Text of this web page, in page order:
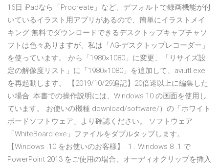
16日 iPadなら「Procreate」など、デフォルトで録画機能が付
いているイラスト用アプリがあるので、簡単にイラストメイ
キング 無料でダウンロードできるデスクトップキャプチャソ
フトは色々ありますが、私は「AG-デスクトップレコーダー」
を使っています。 から「1980×1080」に変更、「リサイズ設
定の解像度リスト」に「1980×1080」を追加して、aviutl.exe
を再起動します。 【2019/10/29追記】20倍速以上に編集した
い場合. 本書での操作説明には、Windows 10 の画面を使用し
ています。 お使いの機種 download/software/）の「ホワイト
ボードソフトウェア」より確認ください。 ソフトウェア
「WhiteBoard.exe」ファイルをダブルタップします。
【Windows .10 をお使いのお客様】. 1 . Windows 8 .1 で
PowerPoint 2013 をご使用の場合、オーディオクリップを挿入